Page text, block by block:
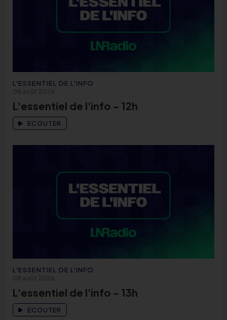
L'ESSENTIEL DE L'INFO
08 août 2026
L'essentiel de l'info - 12h
ECOUTER
L'ESSENTIEL DE L'INFO
08 août 2026
L'essentiel de l'info - 13h
ECOUTER